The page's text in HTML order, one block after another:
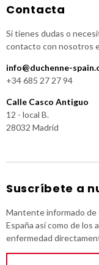
Contacta
Si tienes dudas o
contacto con nosotros
info@duchenne-
+34 685 27 27 94
Calle Casco Antiguo
12 - local B.
28032 Madrid
Suscríbete a
Mantente informado
España así como de los
enfermedad